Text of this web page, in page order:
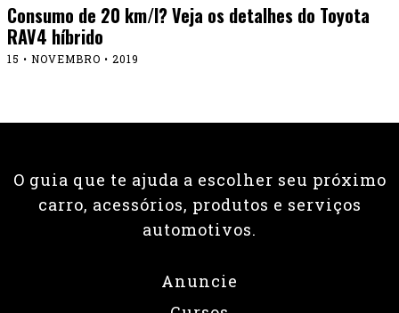
Consumo de 20 km/l? Veja os detalhes do Toyota
RAV4 híbrido
15 • NOVEMBRO • 2019
O guia que te ajuda a escolher seu próximo
carro, acessórios, produtos e serviços
automotivos.
Anuncie